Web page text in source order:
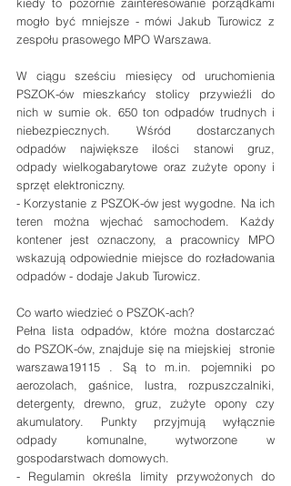
kiedy to pozornie zainteresowanie porządkami
mogło być mniejsze - mówi Jakub Turowicz z
zespołu prasowego MPO Warszawa.
W ciągu sześciu miesięcy od uruchomienia
PSZOK-ów mieszkańcy stolicy przywieźli do
nich w sumie ok. 650 ton odpadów trudnych i
niebezpiecznych. Wśród dostarczanych
odpadów największe ilości stanowi gruz,
odpady wielkogabarytowe oraz zużyte opony i
sprzęt elektroniczny.
- Korzystanie z PSZOK-ów jest wygodne. Na ich
teren można wjechać samochodem. Każdy
kontener jest oznaczony, a pracownicy MPO
wskazują odpowiednie miejsce do rozładowania
odpadów - dodaje Jakub Turowicz.
Co warto wiedzieć o PSZOK-ach?
Pełna lista odpadów, które można dostarczać
do PSZOK-ów, znajduje się na miejskiej  stronie
warszawa19115 . Są to m.in. pojemniki po
aerozolach, gaśnice, lustra, rozpuszczalniki,
detergenty, drewno, gruz, zużyte opony czy
akumulatory. Punkty przyjmują wyłącznie
odpady komunalne, wytworzone w
gospodarstwach domowych.
- Regulamin określa limity przywożonych do